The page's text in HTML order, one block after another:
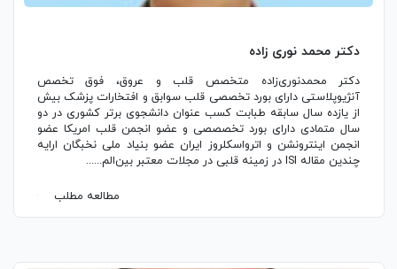
دکتر محمد نوری زاده
دکتر محمدنوری‌زاده متخصص قلب و عروق، فوق تخصص
آنژیوپلاستی دارای بورد تخصصی قلب سوابق و افتخارات پزشک بیش
از یازده سال سابقه طبابت کسب عنوان دانشجوی برتر کشوری در دو
سال متمادی دارای بورد تخصصصی و عضو انجمن قلب امریكا عضو
انجمن اینترونشن و اترواسكلروز ایران عضو بنیاد ملی نخبگان ارایه
چندین مقاله ISI در زمینه قلبی در مجلات معتبر بین‌الم......
مطالعه مطلب